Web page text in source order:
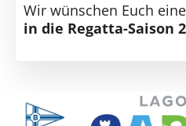
Wir wünschen Euch
in die Regatta-Saison